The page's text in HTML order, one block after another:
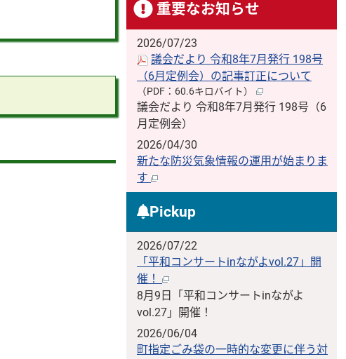
重要なお知らせ
2026/07/23
議会だより 令和8年7月発行 198号
（6月定例会）の記事訂正について
（PDF：60.6キロバイト）
議会だより 令和8年7月発行 198号（6
月定例会）
2026/04/30
新たな防災気象情報の運用が始まりま
す
Pickup
2026/07/22
「平和コンサートinながよvol.27」開
催！
8月9日「平和コンサートinながよ
vol.27」開催！
2026/06/04
町指定ごみ袋の一時的な変更に伴う対